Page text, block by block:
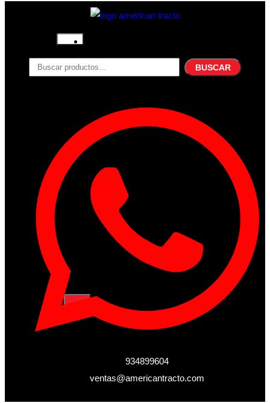
Nosotros
Productos
Refrigerante
Lubricantes
Contacto
Acceder
Iniciar Sesion
Registro
Restablecer la contraseña
X
BUSCAR
934899604
ventas@americantracto.com